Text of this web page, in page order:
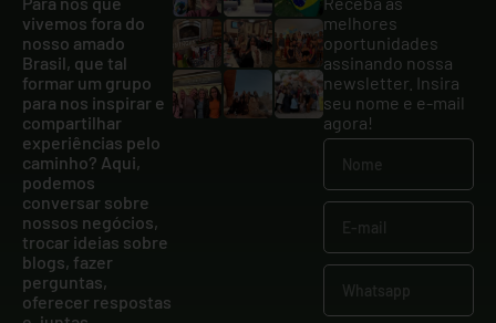
vivemos fora do
nosso amado
Brasil, que tal
formar um grupo
para nos inspirar e
compartilhar
experiências pelo
caminho? Aqui,
podemos
conversar sobre
nossos negócios,
trocar ideias sobre
blogs, fazer
perguntas,
oferecer respostas
melhores
oportunidades
assinando nossa
newsletter. Insira
seu nome e e-mail
agora!